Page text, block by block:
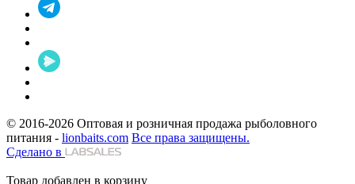
© 2016-2026 Оптовая и розничная продажа рыболовного
питания - lionbaits.com Все права защищены.
Сделано в
Товар добавлен в корзину